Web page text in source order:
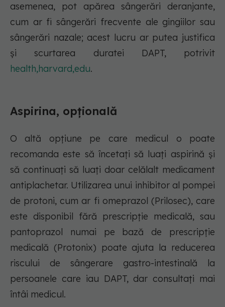
asemenea, pot apărea sângerări deranjante,
cum ar fi sângerări frecvente ale gingiilor sau
sângerări nazale; acest lucru ar putea justifica
și scurtarea duratei DAPT, potrivit
health,harvard,edu.
Aspirina, opțională
O altă opțiune pe care medicul o poate
recomanda este să încetați să luați aspirină și
să continuați să luați doar celălalt medicament
antiplachetar. Utilizarea unui inhibitor al pompei
de protoni, cum ar fi omeprazol (Prilosec), care
este disponibil fără prescripție medicală, sau
pantoprazol numai pe bază de prescripție
medicală (Protonix) poate ajuta la reducerea
riscului de sângerare gastro-intestinală la
persoanele care iau DAPT, dar consultați mai
întâi medicul.